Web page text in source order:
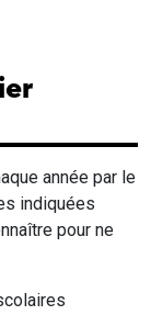
année par le
indiquées
pour ne